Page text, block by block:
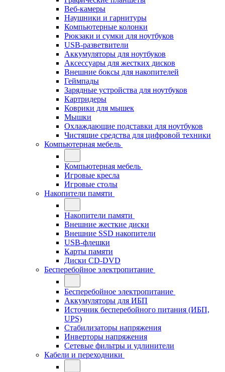
Веб-камеры
Наушники и гарнитуры
Компьютерные колонки
Рюкзаки и сумки для ноутбуков
USB-разветвители
Аккумуляторы для ноутбуков
Аксессуары для жестких дисков
Внешние боксы для накопителей
Геймпады
Зарядные устройства для ноутбуков
Картридеры
Коврики для мышек
Мышки
Охлаждающие подставки для ноутбуков
Чистящие средства для цифровой техники
Компьютерная мебель
Компьютерная мебель
Игровые кресла
Игровые столы
Накопители памяти
Накопители памяти
Внешние жесткие диски
Внешние SSD накопители
USB-флешки
Карты памяти
Диски CD-DVD
Бесперебойное электропитание
Бесперебойное электропитание
Аккумуляторы для ИБП
Источник бесперебойного питания (ИБП,
UPS)
Стабилизаторы напряжения
Инверторы напряжения
Сетевые фильтры и удлинители
Кабели и переходники